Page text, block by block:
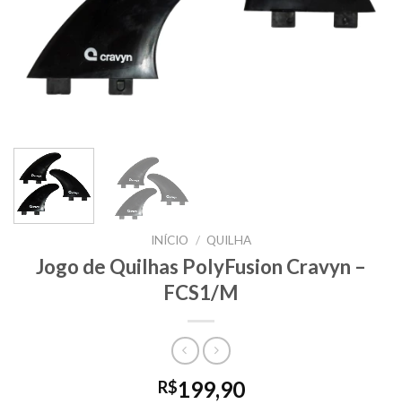
INÍCIO / QUILHA
Jogo de Quilhas PolyFusion Cravyn –
FCS1/M
R$199,90